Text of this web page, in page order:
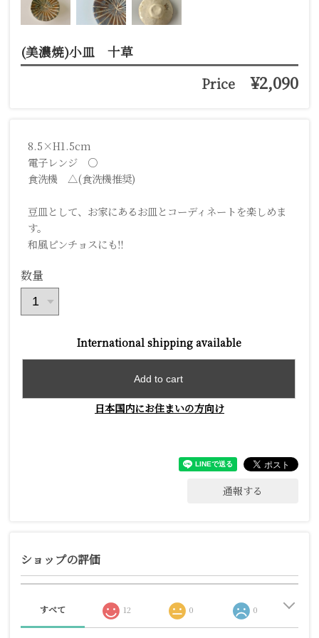
(美濃焼)小皿 十草
Price ¥2,090
8.5×H1.5cm
電子レンジ ○
食洗機 △(食洗機推奨)
豆皿として、お家にあるお皿とコーディネートを楽しめま
す。
和風ピンチョスにも‼︎
数量
International shipping available
Add to cart
日本国内にお住まいの方向け
通報する
ショップの評価
すべて 12 0 0